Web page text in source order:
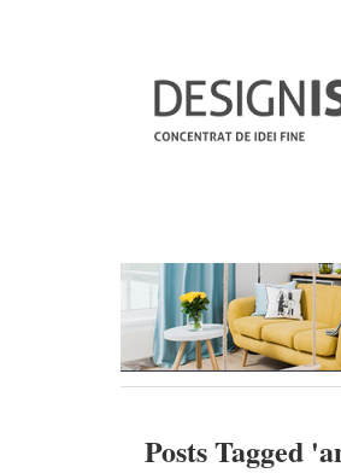
Posts Tagged '